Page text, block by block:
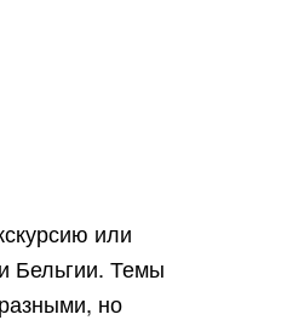
или
Бельгии. Темы
но